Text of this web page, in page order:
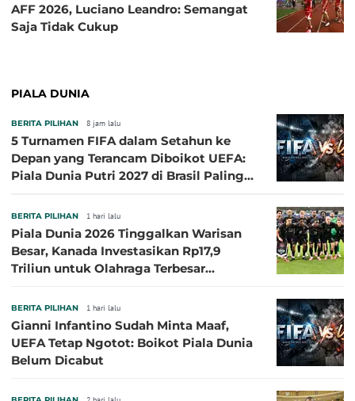
AFF 2026, Luciano Leandro: Semangat
Saja Tidak Cukup
PIALA DUNIA
BERITA PILIHAN 8 jam lalu
5 Turnamen FIFA dalam Setahun ke
Depan yang Terancam Diboikot UEFA:
Piala Dunia Putri 2027 di Brasil Paling
BERITA PILIHAN 1 hari lalu
Piala Dunia 2026 Tinggalkan Warisan
Besar, Kanada Investasikan Rp17,9
Triliun untuk Olahraga Terbesar
BERITA PILIHAN 1 hari lalu
Gianni Infantino Sudah Minta Maaf,
UEFA Tetap Ngotot: Boikot Piala Dunia
Belum Dicabut